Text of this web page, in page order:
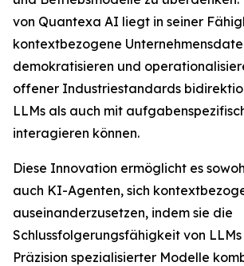
von Quantexa AI liegt in seiner
kontextbezogene
demokratisieren und
offener Industriestandards
LLMs als auch mit
interagieren können.
Diese Innovation ermöglicht es
auch KI-Agenten, sich
auseinanderzusetzen, indem sie die
Schlussfolgerungsfähigkeit von
Präzision spezialisierter Modelle